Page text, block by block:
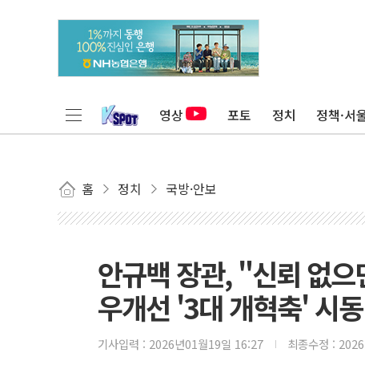
영상 포토 정치 정책·서
홈 정치 국방·안보
안규백 장관, "신뢰 없
우개선 '3대 개혁축' 시동
기사입력 : 2026년01월19일 16:27 최종수정 :